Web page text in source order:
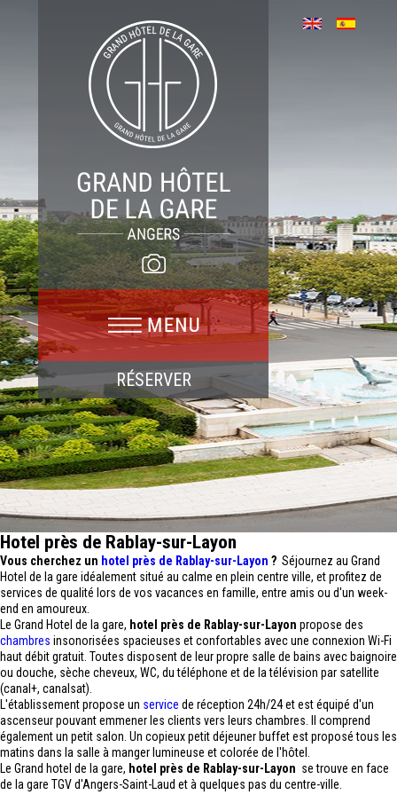
RÉSERVER
Hotel près de Rablay-sur-Layon
Vous cherchez un hotel près de Rablay-sur-Layon ? Séjournez au Grand
Hotel de la gare idéalement situé au calme en plein centre ville, et profitez de
services de qualité lors de vos vacances en famille, entre amis ou d'un week-
end en amoureux.
Le Grand Hotel de la gare, hotel près de Rablay-sur-Layon propose des
chambres insonorisées spacieuses et confortables avec une connexion Wi-Fi
haut débit gratuit. Toutes disposent de leur propre salle de bains avec baignoire
ou douche, sèche cheveux, WC, du téléphone et de la télévision par satellite
(canal+, canalsat).
L'établissement propose un service de réception 24h/24 et est équipé d'un
ascenseur pouvant emmener les clients vers leurs chambres. Il comprend
également un petit salon. Un copieux petit déjeuner buffet est proposé tous les
matins dans la salle à manger lumineuse et colorée de l'hôtel.
Le Grand hotel de la gare, hotel près de Rablay-sur-Layon se trouve en face
de la gare TGV d'Angers-Saint-Laud et à quelques pas du centre-ville.